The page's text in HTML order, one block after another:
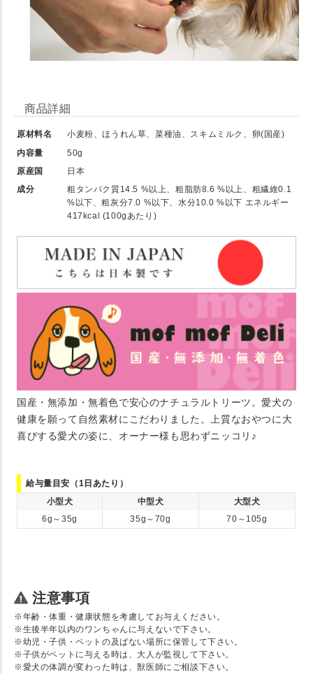
商品詳細
原材料名
小麦粉、ほうれん草、菜種油、スキムミルク、卵(国産)
内容量
50g
原産国
日本
成分
粗タンパク質14.5 %以上、粗脂肪8.6 %以上、粗繊維0.1
%以下、粗灰分7.0 %以下、水分10.0 %以下 エネルギー
417kcal (100gあたり)
国産・無添加・無着色で安心のナチュラルトリーツ。愛犬の
健康を願って自然素材にこだわりました。上質なおやつに大
喜びする愛犬の姿に、オーナー様も思わずニッコリ♪
給与量目安（1日あたり）
小型犬
中型犬
大型犬
6g～35g
35g～70g 70～105g
注意事項
※年齢・体重・健康状態を考慮してお与えください。
※生後半年以内のワンちゃんに与えないで下さい。
※幼児・子供・ペットの及ばない場所に保管して下さい。
※子供がペットに与える時は、大人が監視して下さい。
※愛犬の体調が変わった時は、獣医師にご相談下さい。